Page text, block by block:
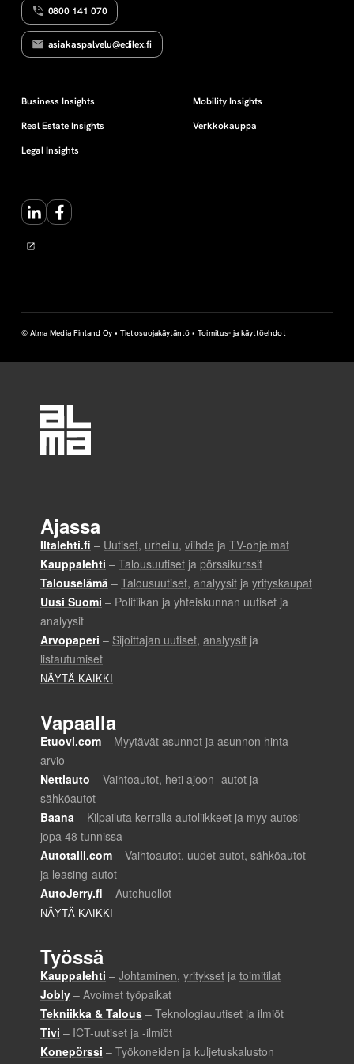
l
n
j
a
k
a
m
i
n
N
0800 141 070
asiakaspalvelu@edilex.fi
Business Insights
Real Estate Insights
Legal Insights
Mobility Insights
Verkkokauppa
LinkedInFacebook
© Alma Media Finland Oy •Tietosuojakäytäntö •Toimitus- ja käyttöehdot